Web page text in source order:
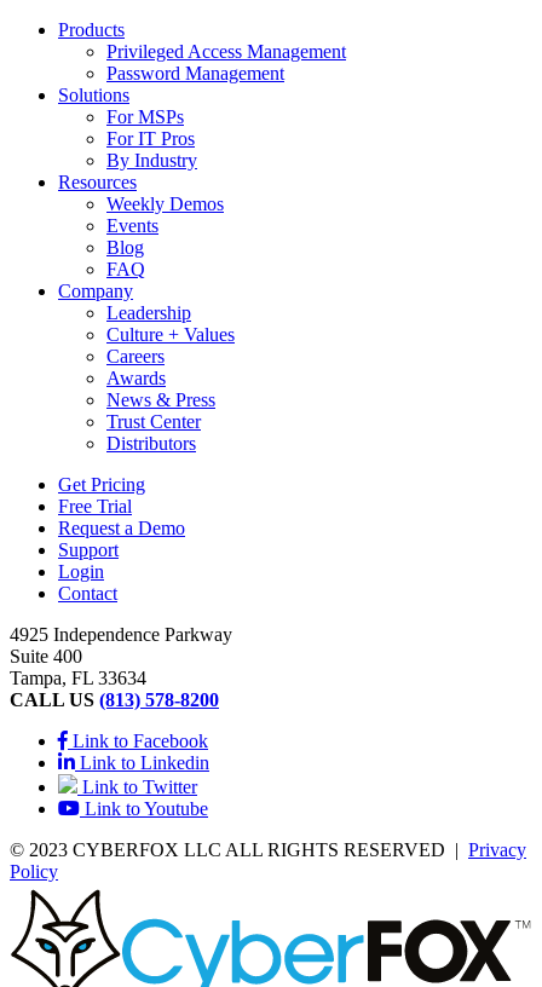
Products
Privileged Access Management
Password Management
Solutions
For MSPs
For IT Pros
By Industry
Resources
Weekly Demos
Events
Blog
FAQ
Company
Leadership
Culture + Values
Careers
Awards
News & Press
Trust Center
Distributors
Get Pricing
Free Trial
Request a Demo
Support
Login
Contact
4925 Independence Parkway
Suite 400
Tampa, FL 33634
CALL US (813) 578-8200
Link to Facebook
Link to Linkedin
Link to Twitter
Link to Youtube
© 2023 CYBERFOX LLC ALL RIGHTS RESERVED | Privacy
Policy